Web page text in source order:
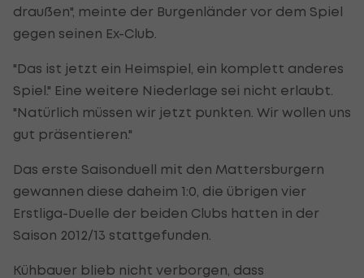
draußen", meinte der Burgenländer vor dem Spiel
gegen seinen Ex-Club.
"Das ist jetzt ein Heimspiel, ein komplett anderes
Spiel." Eine weitere Niederlage sei nicht erlaubt.
"Natürlich müssen wir jetzt punkten. Wir wollen uns
gut präsentieren."
Das erste Saisonduell mit den Mattersburgern
gewannen diese daheim 1:0, die übrigen vier
Erstliga-Duelle der beiden Clubs hatten in der
Saison 2012/13 stattgefunden.
Kühbauer blieb nicht verborgen, dass